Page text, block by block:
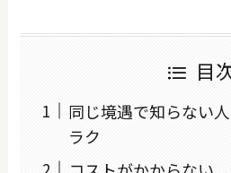
目
同じ境遇で知らない
ラク